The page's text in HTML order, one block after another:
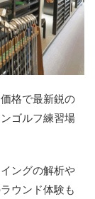
格で最新鋭の
ゴルフ練習場
ングの解析や
ウンド体験も